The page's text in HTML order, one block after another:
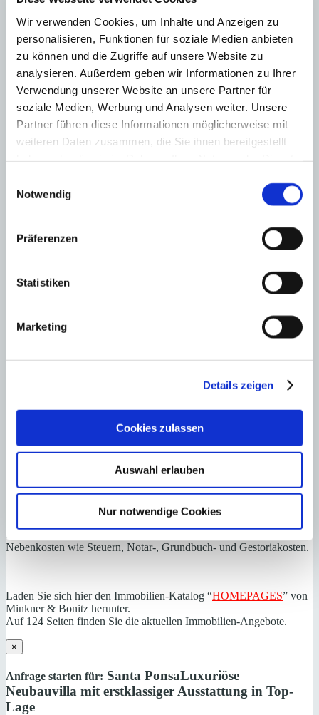
Wir verwenden Cookies, um Inhalte und Anzeigen zu
personalisieren, Funktionen für soziale Medien anbieten
zu können und die Zugriffe auf unsere Website zu
analysieren. Außerdem geben wir Informationen zu Ihrer
Verwendung unserer Website an unsere Partner für
soziale Medien, Werbung und Analysen weiter. Unsere
Partner führen diese Informationen möglicherweise mit
weiteren Daten zusammen, die Sie ihnen bereitgestellt
Notwendig
Präferenzen
Statistiken
Marketing
Details zeigen
Cookies zulassen
Auswahl erlauben
Nur notwendige Cookies
Anwesen für anspruchsvolles Wohnen auf höchstem Niveau.
Erdgeschoss: Wohn-/ Esszimmer, offene Küche, Büro, Gästetoilette,
Zugang zur Poolterrasse mit Lounge-Area
Obergeschoss: Hauptschlafzimmer mit Bad, Ankleide und Terrasse,
3 weitere Schlafzimmer mit Bädern (2 davon mit Ankleiden)
Untergeschoss: 2 Schlafzimmer mit Bäder, Wirtschatsraum, Abstell-
und Technikräume, Garage für 3 Autos
Abstellraum
Erstbezug Gäste-WC Massivbauweise
Nähe
Energieeffizienz
Energiezertifikat wurde beantragt
OFICINA CENTRAL SANTA PONSA | Andrin Vögeli
Haftungs- und Courtageklausel
Alle Angaben basieren auf Informationen und Daten, die uns vom
Verkäufer/Auftraggeber zur Verfügung gestellt wurden. Minkner &
Partner übernimmt keinerlei Garantie für Vollständigkeit, Richtigkeit
und Aktualität der Angaben und Legalität der Immobilie. Die
angegebenen Preise enthalten nicht die vom Käufer zu tragenden
Nebenkosten wie Steuern, Notar-, Grundbuch- und Gestoriakosten.
Laden Sie sich hier den Immobilien-Katalog “HOMEPAGES” von
Minkner & Bonitz herunter.
Auf 124 Seiten finden Sie die aktuellen Immobilien-Angebote.
×
Anfrage starten für: Santa PonsaLuxuriöse
Neubauvilla mit erstklassiger Ausstattung in Top-
Lage